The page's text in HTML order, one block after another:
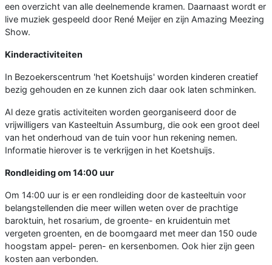
een overzicht van alle deelnemende kramen. Daarnaast wordt er
live muziek gespeeld door René Meijer en zijn Amazing Meezing
Show.
Kinderactiviteiten
In Bezoekerscentrum 'het Koetshuijs' worden kinderen creatief
bezig gehouden en ze kunnen zich daar ook laten schminken.
Al deze gratis activiteiten worden georganiseerd door de
vrijwilligers van Kasteeltuin Assumburg, die ook een groot deel
van het onderhoud van de tuin voor hun rekening nemen.
Informatie hierover is te verkrijgen in het Koetshuijs.
Rondleiding om 14:00 uur
Om 14:00 uur is er een rondleiding door de kasteeltuin voor
belangstellenden die meer willen weten over de prachtige
baroktuin, het rosarium, de groente- en kruidentuin met
vergeten groenten, en de boomgaard met meer dan 150 oude
hoogstam appel- peren- en kersenbomen. Ook hier zijn geen
kosten aan verbonden.